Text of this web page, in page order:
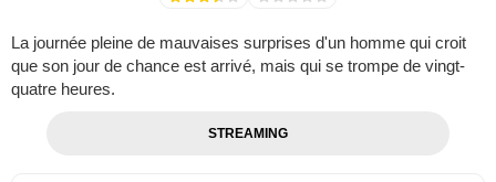
La journée pleine de mauvaises surprises d'un homme qui croit
que son jour de chance est arrivé, mais qui se trompe de vingt-
quatre heures.
STREAMING